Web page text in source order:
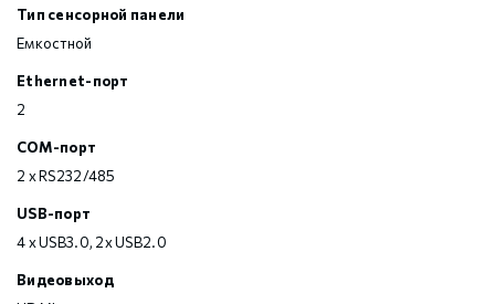
Тип сенсорной панели
Емкостной
Ethernet-порт
2
COM-порт
2 x RS232/485
USB-порт
4 x USB3.0, 2x USB2.0
Видеовыход